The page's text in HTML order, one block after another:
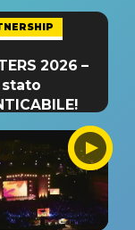
2026 –
stato